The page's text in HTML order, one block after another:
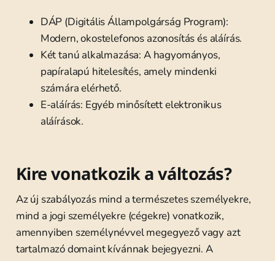
DÁP (Digitális Állampolgárság Program):
Modern, okostelefonos azonosítás és aláírás.
Két tanú alkalmazása: A hagyományos,
papíralapú hitelesítés, amely mindenki
számára elérhető.
E-aláírás: Egyéb minősített elektronikus
aláírások.
Kire vonatkozik a változás?
Az új szabályozás mind a természetes személyekre,
mind a jogi személyekre (cégekre) vonatkozik,
amennyiben személynévvel megegyező vagy azt
tartalmazó domaint kívánnak bejegyezni. A